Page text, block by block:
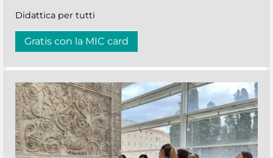
Didattica per tutti
Gratis con la MIC card